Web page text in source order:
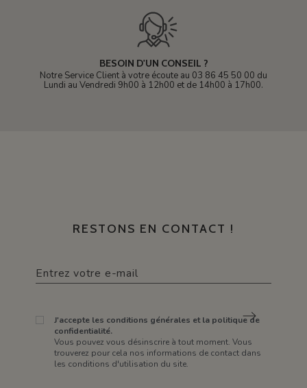
BESOIN D'UN CONSEIL ?
Notre Service Client à votre écoute au 03 86 45 50 00 du
Lundi au Vendredi 9h00 à 12h00 et de 14h00 à 17h00.
RESTONS EN CONTACT !
J'accepte les conditions générales et la politique de
confidentialité.
Vous pouvez vous désinscrire à tout moment. Vous
trouverez pour cela nos informations de contact dans
les conditions d'utilisation du site.